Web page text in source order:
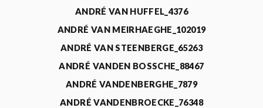
ANDRÉ VAN HUFFEL_4376
ANDRÉ VAN MEIRHAEGHE_102019
ANDRÉ VAN STEENBERGE_65263
ANDRÉ VANDEN BOSSCHE_88467
ANDRÉ VANDENBERGHE_7879
ANDRÉ VANDENBROECKE_76348